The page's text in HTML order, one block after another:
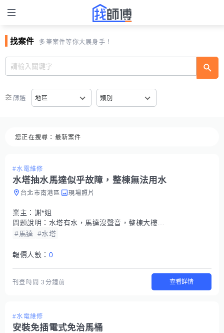
找案件 多筆案件等你大展身手！
篩選 地區 類別
您正在搜尋： 最新案件
#水電維修
水塔抽水馬達似乎故障，整棟無法用水
台北市南港區 現場照片
業主： 謝*姐
問題說明： 水塔有水，馬達沒聲音，整棟大樓沒水可用
#馬達
#水塔
報價人數： 0
刊登時間3分鐘前 查看詳情
#水電維修
安裝免插電式免治馬桶